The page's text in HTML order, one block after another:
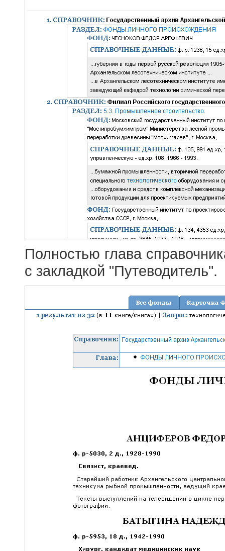
Полностью глава
с закладкой "Путеводитель".